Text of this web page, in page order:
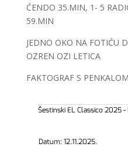
ĆENDO 35.MIN, 1- 5
59.MIN
JEDNO OKO NA FOTIĆU
OZREN OZI LETICA
FAKTOGRAF S